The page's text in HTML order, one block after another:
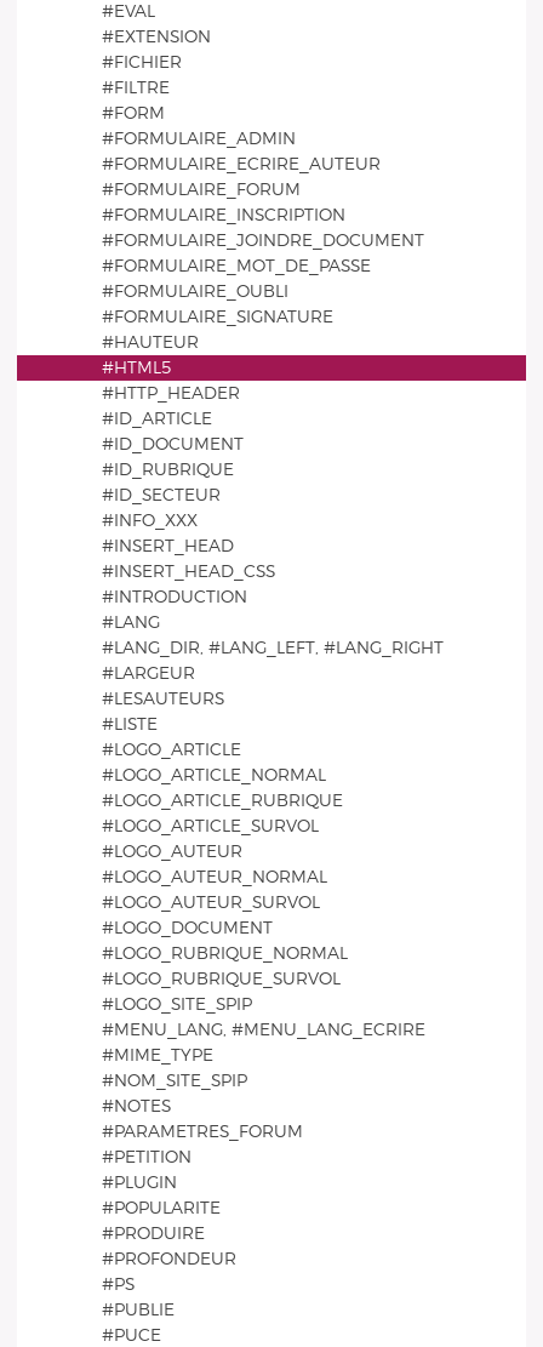
#EVAL
#EXTENSION
#FICHIER
#FILTRE
#FORM
#FORMULAIRE_ADMIN
#FORMULAIRE_ECRIRE_AUTEUR
#FORMULAIRE_FORUM
#FORMULAIRE_INSCRIPTION
#FORMULAIRE_JOINDRE_DOCUMENT
#FORMULAIRE_MOT_DE_PASSE
#FORMULAIRE_OUBLI
#FORMULAIRE_SIGNATURE
#HAUTEUR
#HTML5
#HTTP_HEADER
#ID_ARTICLE
#ID_DOCUMENT
#ID_RUBRIQUE
#ID_SECTEUR
#INFO_XXX
#INSERT_HEAD
#INSERT_HEAD_CSS
#INTRODUCTION
#LANG
#LANG_DIR, #LANG_LEFT, #LANG_RIGHT
#LARGEUR
#LESAUTEURS
#LISTE
#LOGO_ARTICLE
#LOGO_ARTICLE_NORMAL
#LOGO_ARTICLE_RUBRIQUE
#LOGO_ARTICLE_SURVOL
#LOGO_AUTEUR
#LOGO_AUTEUR_NORMAL
#LOGO_AUTEUR_SURVOL
#LOGO_DOCUMENT
#LOGO_RUBRIQUE_NORMAL
#LOGO_RUBRIQUE_SURVOL
#LOGO_SITE_SPIP
#MENU_LANG, #MENU_LANG_ECRIRE
#MIME_TYPE
#NOM_SITE_SPIP
#NOTES
#PARAMETRES_FORUM
#PETITION
#PLUGIN
#POPULARITE
#PRODUIRE
#PROFONDEUR
#PS
#PUBLIE
#PUCE